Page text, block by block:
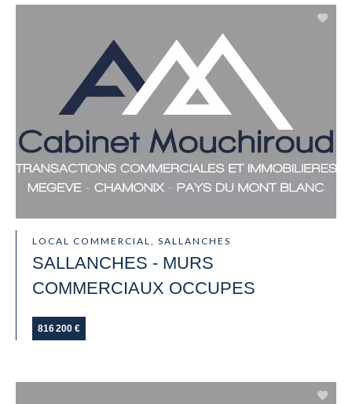
LOCAL COMMERCIAL, SALLANCHES
SALLANCHES - MURS
COMMERCIAUX OCCUPES
816 200 €